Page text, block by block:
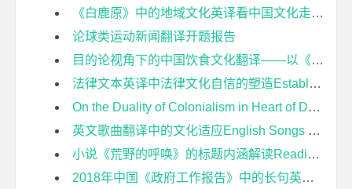
《白鹿原》中的地域文化英译看中国文化走出去开题报告
论球类运动新闻翻译开题报告
目的论视角下的中国饮食文化翻译——以《舌尖上的中国》为例开题报告
法律文本英译中法律文化自信的塑造Establishment of Legal Cultural Confidence in the English Translation of Legal Texts开题报告
On the Duality of Colonialism in Heart of Darkness 论《黑暗之心》中的殖民主义双重性开题报告
英文歌曲翻译中的文化适应English Songs Translation—From Acculturation Theory Perspective开题报告
小说《荒野的呼唤》的标题内涵解读Reading of the Titles Implications in the Novel The Call of The Wild开题报告
2018年中国《政府工作报告》中的长句英译研究开题报告